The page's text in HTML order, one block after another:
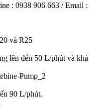
: 0938 906 663 / Email :
và R25
lên đến 50 L/phút và khả
Pump_2
90 L/phút.